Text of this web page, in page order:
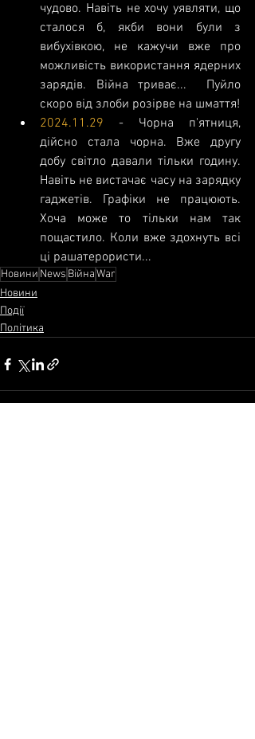
чудово. Навіть не хочу уявляти, що
сталося б, якби вони були з
вибухівкою, не кажучи вже про
можливість використання ядерних
зарядів. Війна триває...  Пуйло
скоро від злоби розірве на шмаття!
2024.11.29 - Чорна п'ятниця,
дійсно стала чорна. Вже другу
добу світло давали тільки годину.
Навіть не вистачає часу на зарядку
гаджетів. Графіки не працюють.
Хоча може то тільки нам так
пощастило. Коли вже здохнуть всі
ці рашатерористи...
Новини News ВійнаWar
Новини
Події
Політика